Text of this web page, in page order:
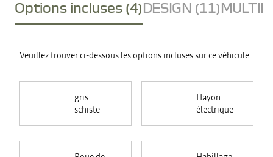
Options incluses (4)DESIGN (11)
Veuillez trouver ci-dessous les options incluses sur ce véhicule
gris
schiste
Hayon
électrique